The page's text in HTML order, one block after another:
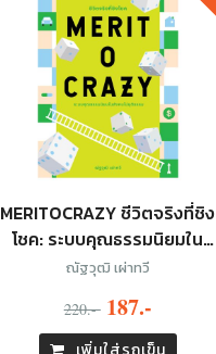
MERITOCRAZY ชีวิตจริงที่ชิง
โชค: ระบบคุณธรรมนิยมใน
สังคมไม่ยุติธรรม
ณัฐวุฒิ เผ่าทวี
220.- 187.-